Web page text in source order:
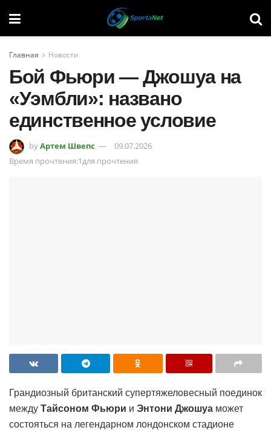
Главная Новости
Бой Фьюри — Джошуа на
«Уэмбли»: названо
единственное условие
byАртем Швепс
09.07.2026
Время прочтения:1для прочтения
Грандиозный британский супертяжеловесный поединок
между Тайсоном Фьюри и Энтони Джошуа может
состояться на легендарном лондонском стадионе